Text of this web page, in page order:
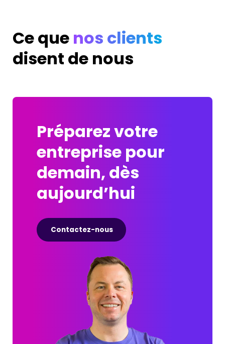
Ce que nos clients
disent de nous
Préparez votre
entreprise pour
demain, dès
aujourd’hui
Contactez-nous